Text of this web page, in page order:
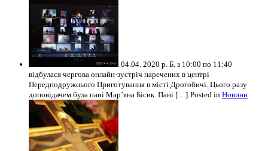
04.04. 2020 р. Б. з 10:00 по 11:40
відбулася чергова онлайн-зустріч наречених в центрі
Передподружнього Приготування в місті Дрогобичі. Цього разу
доповідачем була пані Мар’яна Бісик. Пані […] Posted in Новини